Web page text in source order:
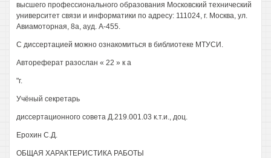
высшего профессионального образования Московский технический
университет связи и информатики по адресу: 111024, г. Москва, ул.
Авиамоторная, 8а, ауд. А-455.
С диссертацией можно ознакомиться в библиотеке МТУСИ.
Автореферат разослан « 22 » к а
"г.
Учёный секретарь
диссертационного совета Д.219.001.03 к.т.и., доц.
Ерохин С.Д.
ОБЩАЯ ХАРАКТЕРИСТИКА РАБОТЫ